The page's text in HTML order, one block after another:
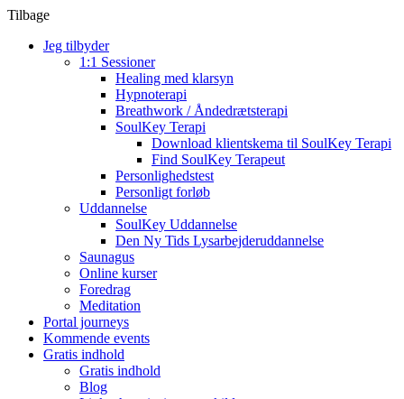
Tilbage
Jeg tilbyder
1:1 Sessioner
Healing med klarsyn
Hypnoterapi
Breathwork / Åndedrætsterapi
SoulKey Terapi
Download klientskema til SoulKey Terapi
Find SoulKey Terapeut
Personlighedstest
Personligt forløb
Uddannelse
SoulKey Uddannelse
Den Ny Tids Lysarbejderuddannelse
Saunagus
Online kurser
Foredrag
Meditation
Portal journeys
Kommende events
Gratis indhold
Gratis indhold
Blog